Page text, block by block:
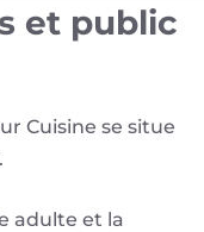
et public
Cuisine se situe
adulte et la